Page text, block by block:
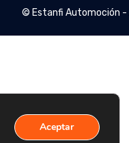
© Estanfi Automoción -
Aceptar